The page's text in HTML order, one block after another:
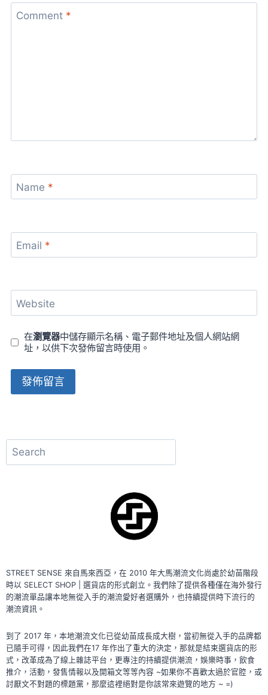
Comment *
Name *
Email *
Website
在瀏覽器中儲存顯示名稱、電子郵件地址及個人網站網
址，以供下次發佈留言時使用。
搜
尋
STREET SENSE 來自馬來西亞，在 2010 年大馬潮流文化尚處於幼苗階段
時以 SELECT SHOP | 選貨店的形式創立。我們除了提供各種僅在海外發行
的潮流單品讓本地無從入手的潮流愛好者選購外，也持續提供時下流行的
潮流資訊。
到了 2017 年，本地潮流文化已從幼苗成長成大樹，當初無從入手的品牌都
已隨手可得，因此我們在17 年作出了重大的決定，那就是結束選貨店的形
式，改革成為了線上雜誌平台，更專注的持續提供潮流，娛樂時事，飲食
推介，活動，發售情報以及開箱文等等內容 ~如果你不喜歡太過於官腔，或
討厭文不對題的標題黨，那麼這裡絕對是你該常來遊覽的地方 ~ =)